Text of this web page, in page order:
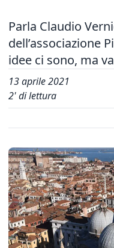
Parla Claudio
dell’associazione
idee ci sono, ma
13 aprile 2021
2' di lettura